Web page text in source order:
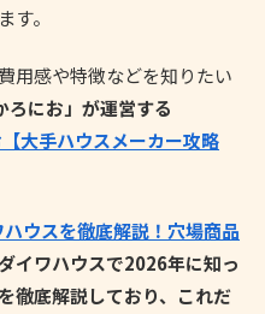
す。
用感や特徴などを知りたい
にお」が運営する
大手ハウスメーカー攻略
ウスを徹底解説！穴場商品
イワハウスで2026年に知っ
徹底解説しており、これだ